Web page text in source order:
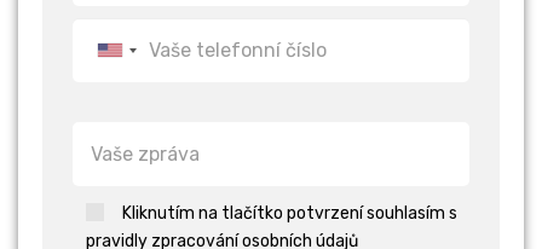
Kliknutím na tlačítko potvrzení souhlasím s
pravidly zpracování osobních údajů